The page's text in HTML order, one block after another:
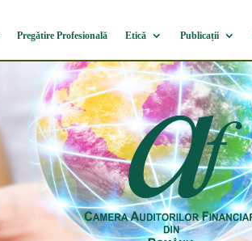
Pregătire Profesională Etică Publicații